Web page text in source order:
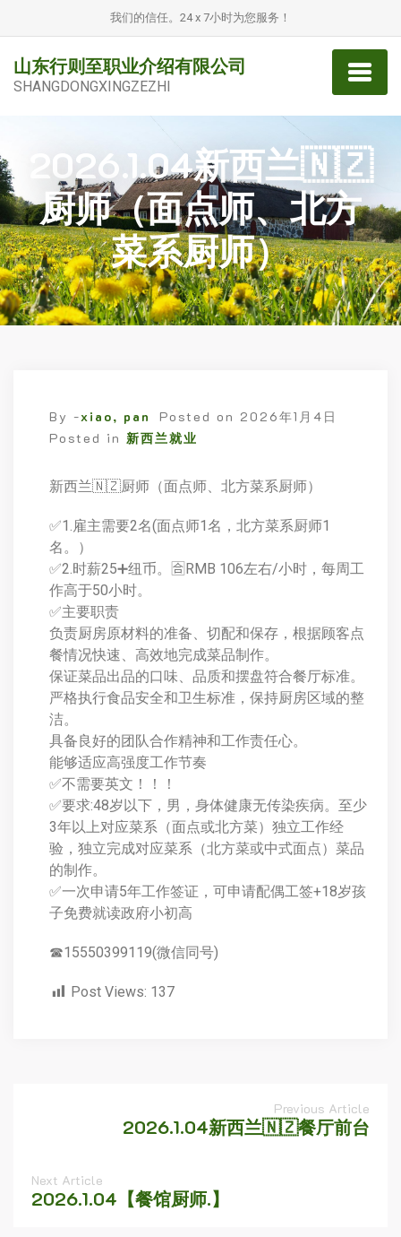
我们的信任。24 x 7小时为您服务！
山东行则至职业介绍有限公司
SHANGDONGXINGZEZHI
2026.1.04新西兰🇳🇿
厨师（面点师、北方
菜系厨师）
By -xiao, pan Posted on 2026年1月4日
Posted in 新西兰就业
新西兰🇳🇿厨师（面点师、北方菜系厨师）
✅1.雇主需要2名(面点师1名，北方菜系厨师1
名。）
✅2.时薪25➕纽币。🈴RMB 106左右/小时，每周工
作高于50小时。
✅主要职责
负责厨房原材料的准备、切配和保存，根据顾客点
餐情况快速、高效地完成菜品制作。
保证菜品出品的口味、品质和摆盘符合餐厅标准。
严格执行食品安全和卫生标准，保持厨房区域的整
洁。
具备良好的团队合作精神和工作责任心。
能够适应高强度工作节奏
✅不需要英文！！！
✅要求:48岁以下，男，身体健康无传染疾病。至少
3年以上对应菜系（面点或北方菜）独立工作经
验，独立完成对应菜系（北方菜或中式面点）菜品
的制作。
✅一次申请5年工作签证，可申请配偶工签+18岁孩
子免费就读政府小初高
☎15550399119(微信同号)
Post Views: 137
Previous Article
2026.1.04新西兰🇳🇿餐厅前台
Next Article
2026.1.04【餐馆厨师.】